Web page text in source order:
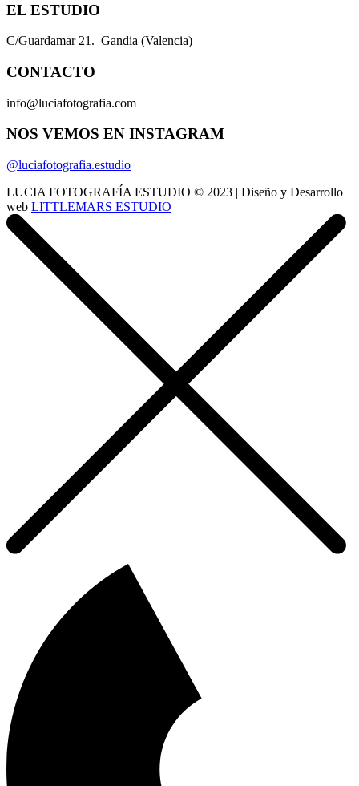
EL ESTUDIO
C/Guardamar 21. Gandia (Valencia)
CONTACTO
info@luciafotografia.com
NOS VEMOS EN INSTAGRAM
@luciafotografia.estudio
LUCIA FOTOGRAFÍA ESTUDIO © 2023 | Diseño y Desarrollo
web LITTLEMARS ESTUDIO